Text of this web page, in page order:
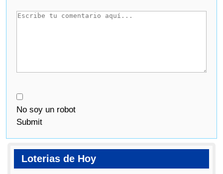
No soy un robot
Submit
Loterias de Hoy